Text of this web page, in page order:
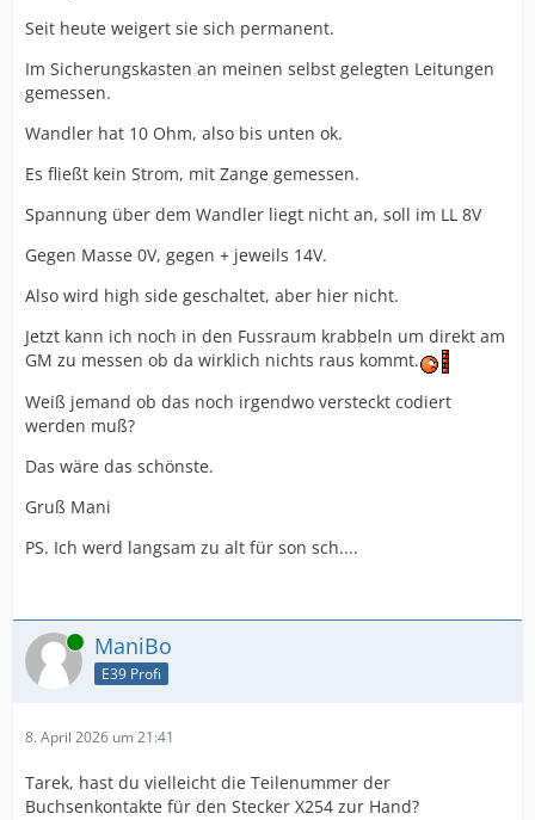
Seit heute weigert sie sich permanent.
Im Sicherungskasten an meinen selbst gelegten Leitungen
gemessen.
Wandler hat 10 Ohm, also bis unten ok.
Es fließt kein Strom, mit Zange gemessen.
Spannung über dem Wandler liegt nicht an, soll im LL 8V
Gegen Masse 0V, gegen + jeweils 14V.
Also wird high side geschaltet, aber hier nicht.
Jetzt kann ich noch in den Fussraum krabbeln um direkt am
GM zu messen ob da wirklich nichts raus kommt.
Weiß jemand ob das noch irgendwo versteckt codiert
werden muß?
Das wäre das schönste.
Gruß Mani
PS. Ich werd langsam zu alt für son sch....
Online ManiBo
E39 Profi
8. April 2026 um 21:41
Tarek, hast du vielleicht die Teilenummer der
Buchsenkontakte für den Stecker X254 zur Hand?